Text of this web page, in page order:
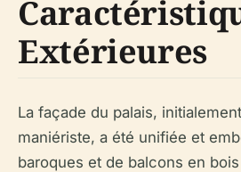
Extérieures
La façade du palais,
maniériste, a été unifiée et
baroques et de balcons en